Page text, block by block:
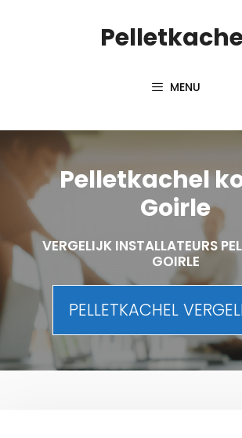
MENU
Pelletkachel
Goirle
VERGELIJK INSTALLATEURS
GOIRLE
PELLETKACHEL